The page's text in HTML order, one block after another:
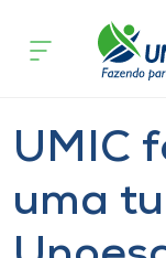
Cursos
Atendimento
UMIC
uma